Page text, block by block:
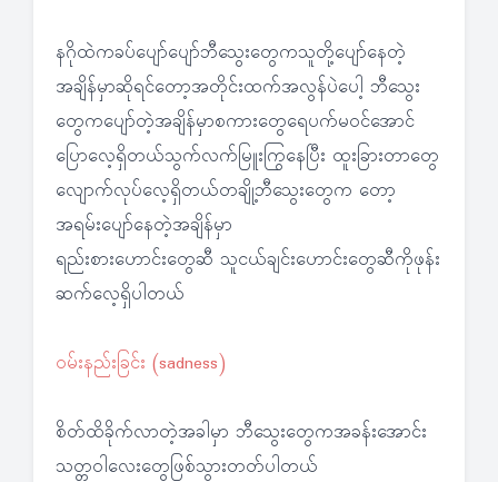
နဂိုထဲကခပ်ပျော်ပျော်ဘီသွေးတွေကသူတို့ပျော်နေတဲ့
အချိန်မှာဆိုရင်တော့အတိုင်းထက်အလွန်ပဲပေါ့ ဘီသွေး
တွေကပျော်တဲ့အချိန်မှာစကားတွေရေပက်မဝင်အောင်
ပြောလေ့ရှိတယ်သွက်လက်မြူးကြွနေပြီး ထူးခြားတာတွေ
လျောက်လုပ်လေ့ရှိတယ်တချို့ဘီသွေးတွေက တော့
အရမ်းပျော်နေတဲ့အချိန်မှာ
ရည်းစားဟောင်းတွေဆီ သူငယ်ချင်းဟောင်းတွေဆီကိုဖုန်း
ဆက်လေ့ရှိပါတယ်
ဝမ်းနည်းခြင်း (sadness)
စိတ်ထိခိုက်လာတဲ့အခါမှာ ဘီသွေးတွေကအခန်းအောင်း
သတ္တဝါလေးတွေဖြစ်သွားတတ်ပါတယ်